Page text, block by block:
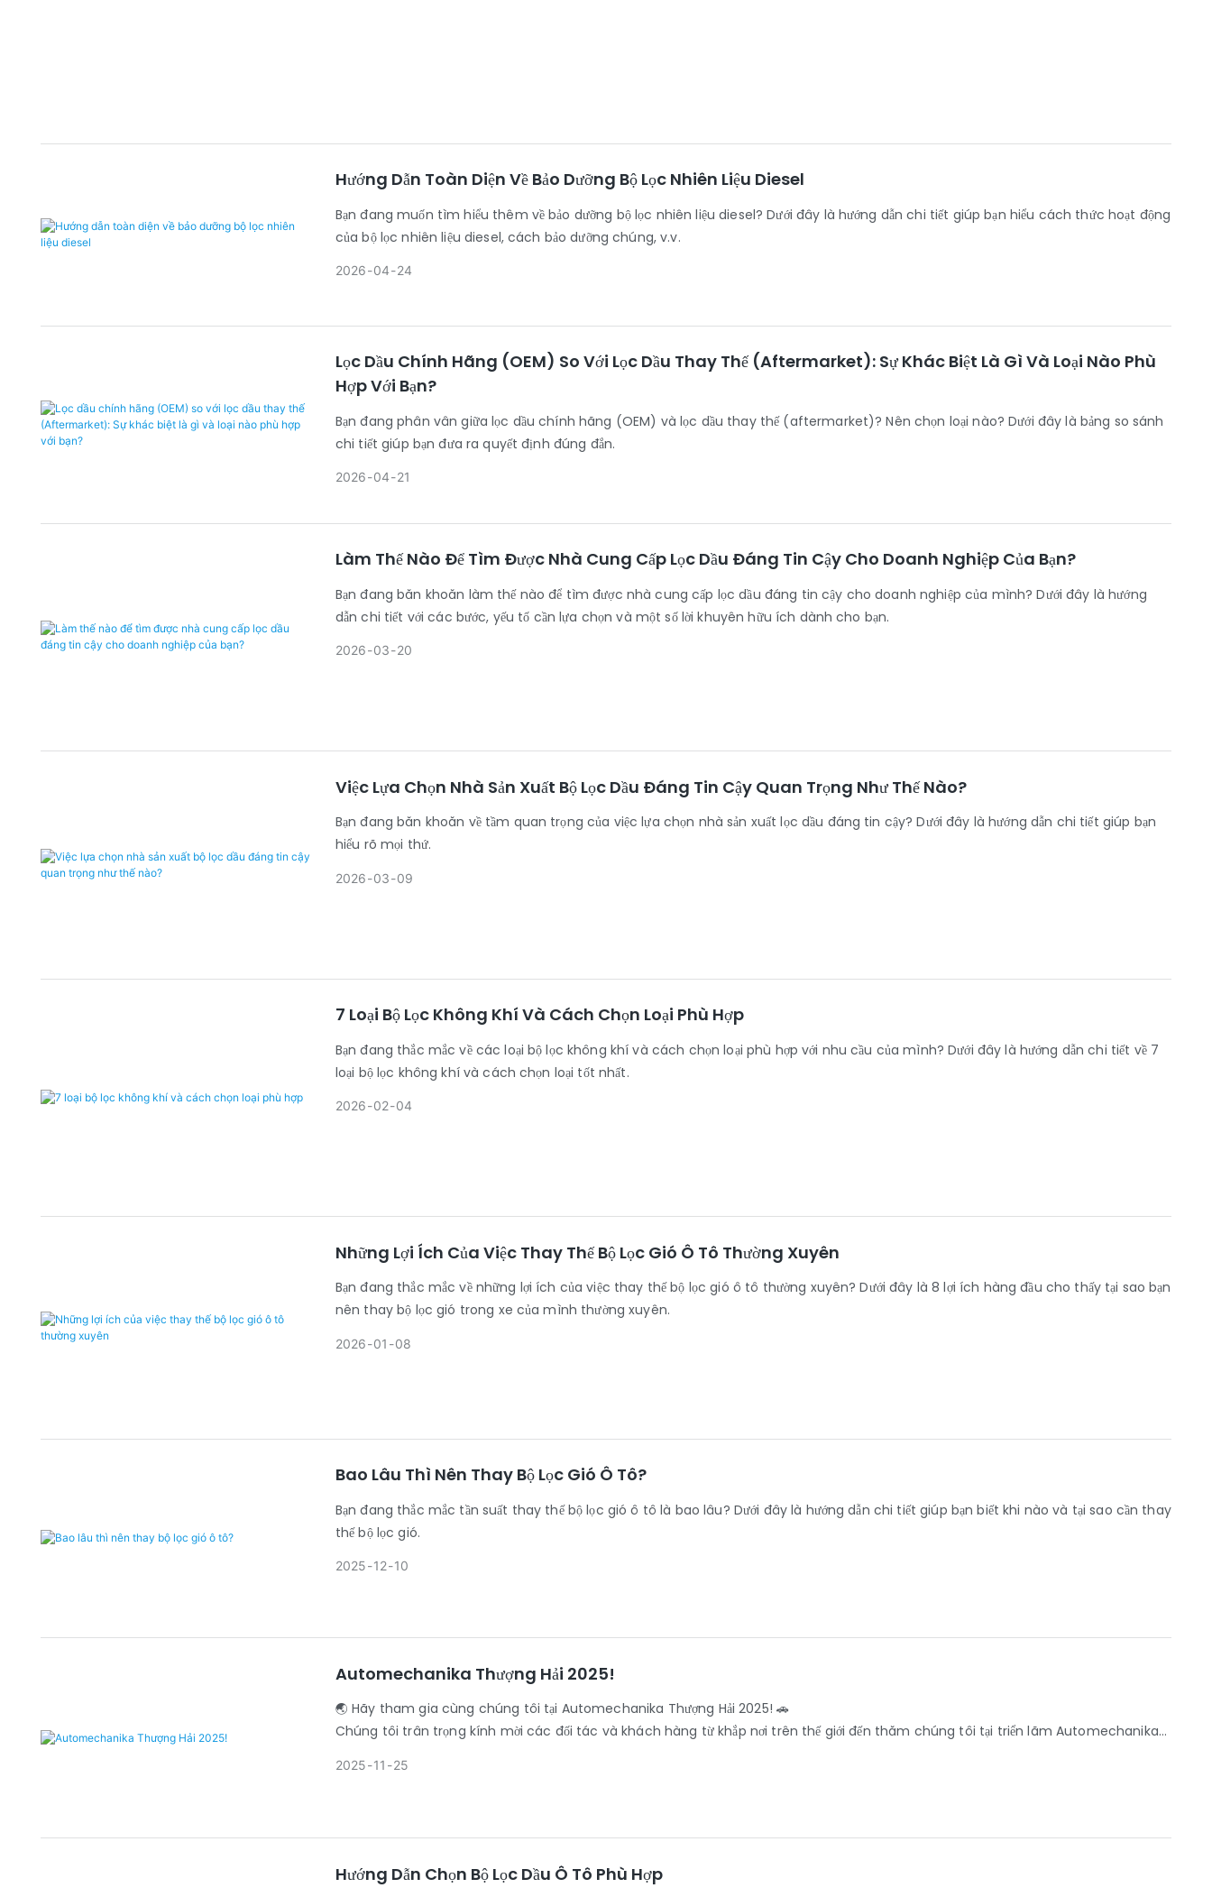
Hướng Dẫn Toàn Diện Về Bảo Dưỡng Bộ Lọc Nhiên Liệu Diesel
Bạn đang muốn tìm hiểu thêm về bảo dưỡng bộ lọc nhiên liệu diesel? Dưới đây là hướng dẫn chi tiết giúp bạn hiểu cách thức hoạt động
của bộ lọc nhiên liệu diesel, cách bảo dưỡng chúng, v.v.
2026 04 24
Lọc Dầu Chính Hãng (OEM) So Với Lọc Dầu Thay Thế (Aftermarket): Sự Khác Biệt Là Gì Và Loại Nào Phù
Hợp Với Bạn?
Bạn đang phân vân giữa lọc dầu chính hãng (OEM) và lọc dầu thay thế (aftermarket)? Nên chọn loại nào? Dưới đây là bảng so sánh
chi tiết giúp bạn đưa ra quyết định đúng đắn.
2026 04 21
Làm Thế Nào Để Tìm Được Nhà Cung Cấp Lọc Dầu Đáng Tin Cậy Cho Doanh Nghiệp Của Bạn?
Bạn đang băn khoăn làm thế nào để tìm được nhà cung cấp lọc dầu đáng tin cậy cho doanh nghiệp của mình? Dưới đây là hướng
dẫn chi tiết với các bước, yếu tố cần lựa chọn và một số lời khuyên hữu ích dành cho bạn.
2026 03 20
Việc Lựa Chọn Nhà Sản Xuất Bộ Lọc Dầu Đáng Tin Cậy Quan Trọng Như Thế Nào?
Bạn đang băn khoăn về tầm quan trọng của việc lựa chọn nhà sản xuất lọc dầu đáng tin cậy? Dưới đây là hướng dẫn chi tiết giúp bạn
hiểu rõ mọi thứ.
2026 03 09
7 Loại Bộ Lọc Không Khí Và Cách Chọn Loại Phù Hợp
Bạn đang thắc mắc về các loại bộ lọc không khí và cách chọn loại phù hợp với nhu cầu của mình? Dưới đây là hướng dẫn chi tiết về 7
loại bộ lọc không khí và cách chọn loại tốt nhất.
2026 02 04
Những Lợi Ích Của Việc Thay Thế Bộ Lọc Gió Ô Tô Thường Xuyên
Bạn đang thắc mắc về những lợi ích của việc thay thế bộ lọc gió ô tô thường xuyên? Dưới đây là 8 lợi ích hàng đầu cho thấy tại sao bạn
nên thay bộ lọc gió trong xe của mình thường xuyên.
2026 01 08
Bao Lâu Thì Nên Thay Bộ Lọc Gió Ô Tô?
Bạn đang thắc mắc tần suất thay thế bộ lọc gió ô tô là bao lâu? Dưới đây là hướng dẫn chi tiết giúp bạn biết khi nào và tại sao cần thay
thế bộ lọc gió.
2025 12 10
Automechanika Thượng Hải 2025!
🌏 Hãy tham gia cùng chúng tôi tại Automechanika Thượng Hải 2025! 🚗
Chúng tôi trân trọng kính mời các đối tác và khách hàng từ khắp nơi trên thế giới đến thăm chúng tôi tại triển lãm Automechanika
2025 11 25
Hướng Dẫn Chọn Bộ Lọc Dầu Ô Tô Phù Hợp